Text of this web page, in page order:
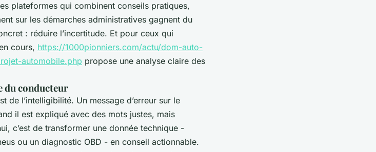
plateformes qui combinent conseils pratiques,
sur les démarches administratives gagnent du
: réduire l’incertitude. Et pour ceux qui
cours, https://1000pionniers.com/actu/dom-auto-
automobile.php propose une analyse claire des
du conducteur
de l’intelligibilité. Un message d’erreur sur le
il est expliqué avec des mots justes, mais
c’est de transformer une donnée technique -
ou un diagnostic OBD - en conseil actionnable.